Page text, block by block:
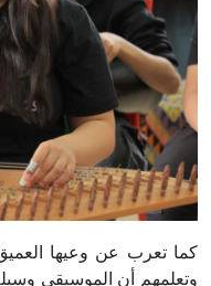
كما تعرب عن وعيها
وتعلمهم أن الموسيقى